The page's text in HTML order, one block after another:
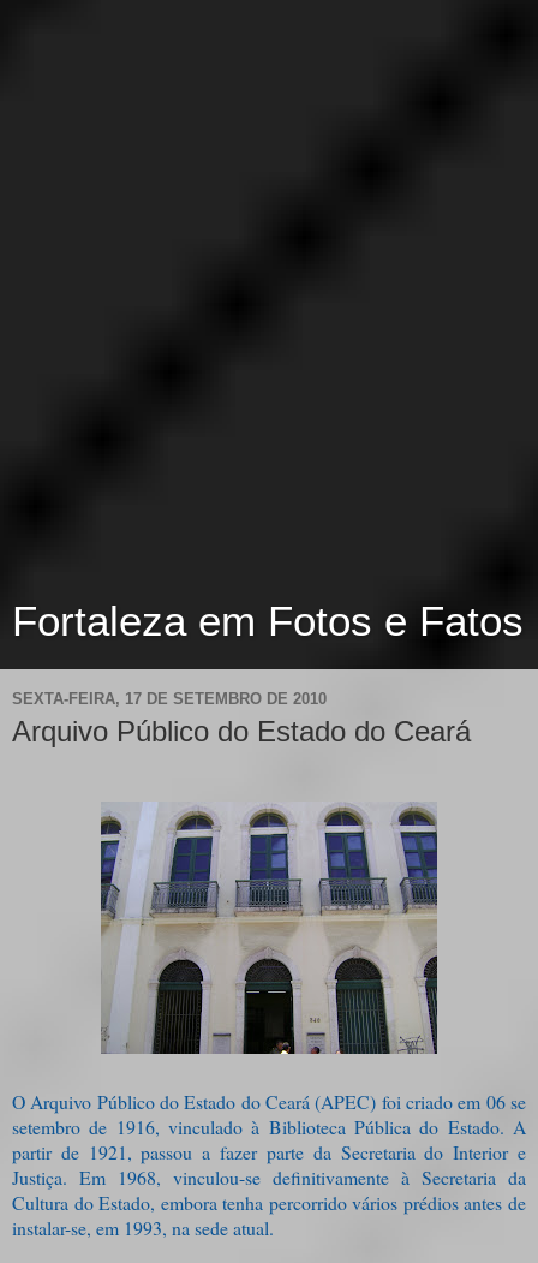
Fortaleza em Fotos e Fatos
SEXTA-FEIRA, 17 DE SETEMBRO DE 2010
Arquivo Público do Estado do Ceará
O Arquivo Público do Estado do Ceará (APEC) foi criado em 06 se
setembro de 1916, vinculado à Biblioteca Pública do Estado. A
partir de 1921, passou a fazer parte da Secretaria do Interior e
Justiça. Em 1968, vinculou-se definitivamente à Secretaria da
Cultura do Estado, embora tenha percorrido vários prédios antes de
instalar-se, em 1993, na sede atual.